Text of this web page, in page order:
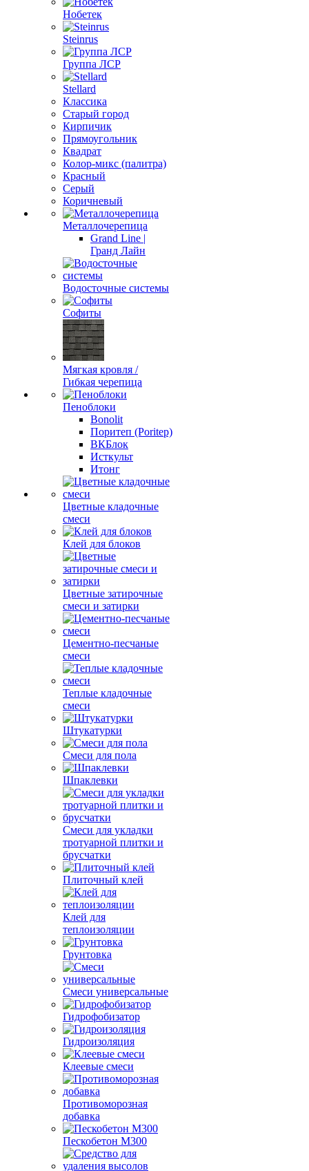
Нобетек
Steinrus
Группа ЛСР
Stellard
Классика
Старый город
Кирпичик
Прямоугольник
Квадрат
Колор-микс (палитра)
Красный
Серый
Коричневый
Металлочерепица
Grand Line |
Гранд Лайн
Водосточные системы
Софиты
Мягкая кровля /
Гибкая черепица
Пеноблоки
Bonolit
Поритеп (Poritep)
ВКБлок
Исткульт
Итонг
Цветные кладочные
смеси
Клей для блоков
Цветные затирочные
смеси и затирки
Цементно-песчаные
смеси
Теплые кладочные
смеси
Штукатурки
Смеси для пола
Шпаклевки
Смеси для укладки
тротуарной плитки и
брусчатки
Плиточный клей
Клей для
теплоизоляции
Грунтовка
Смеси универсальные
Гидрофобизатор
Гидроизоляция
Клеевые смеси
Противоморозная
добавка
Пескобетон М300